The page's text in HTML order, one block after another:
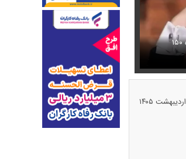
اولین تصاویر از حادثه بالگرد حامل ترامپ
مجید واشقانی منفجر شد! / اعتراض شدید به خبر پروژه ۱۵۰
عکس/ مازیار لرستانی با یک اتفاق تلخ از
قیمت سکه و طلا + جدول